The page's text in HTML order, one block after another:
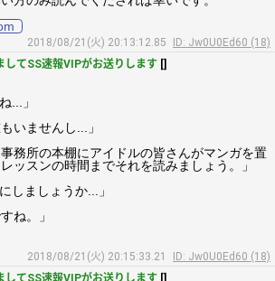
2018/08/21(火) 20:13:12.85
ID: Jw0U0Ed60 (18)
してSS速報VIPがお送りします []
...」
いませんし...」
務所の本棚にアイドルの皆さんがマンガを置
ッスンの時間までそれを読みましょう。」
しましょうか...」
ね。」
2018/08/21(火) 20:15:33.21
ID: Jw0U0Ed60 (18)
してSS速報VIPがお送りします []